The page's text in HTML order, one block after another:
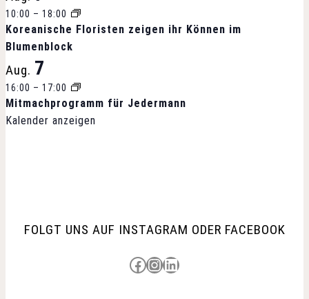
10:00 – 18:00
Koreanische Floristen zeigen ihr Können im
Blumenblock
Aug. 7
16:00 – 17:00
Mitmachprogramm für Jedermann
Kalender anzeigen
FOLGT UNS AUF INSTAGRAM ODER FACEBOOK
Besuche uns auf Facebook
Besuche uns auf Instagram
LinkedIn